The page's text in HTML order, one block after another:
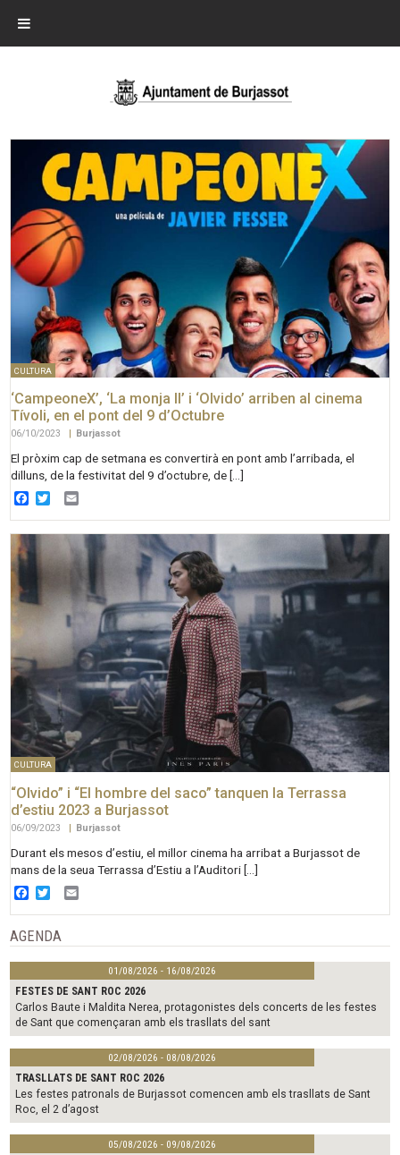
CULTURA
‘CampeoneX’, ‘La monja II’ i ‘Olvido’ arriben al cinema
Tívoli, en el pont del 9 d’Octubre
06/10/2023 Burjassot
El pròxim cap de setmana es convertirà en pont amb l’arribada, el
dilluns, de la festivitat del 9 d’octubre, de […]
Facebook
Twitter
CULTURA
“Olvido” i “El hombre del saco” tanquen la Terrassa
d’estiu 2023 a Burjassot
06/09/2023 | Burjassot
Durant els mesos d’estiu, el millor cinema ha arribat a Burjassot de
mans de la seua Terrassa d’Estiu a l’Auditori […]
Facebook
Twitter
AGENDA
01/08/2026 - 16/08/2026
FESTES DE SANT ROC 2026
Carlos Baute i Maldita Nerea, protagonistes dels concerts de les festes
de Sant que començaran amb els trasllats del sant
02/08/2026 - 08/08/2026
TRASLLATS DE SANT ROC 2026
Les festes patronals de Burjassot comencen amb els trasllats de Sant
Roc, el 2 d’agost
05/08/2026 - 09/08/2026